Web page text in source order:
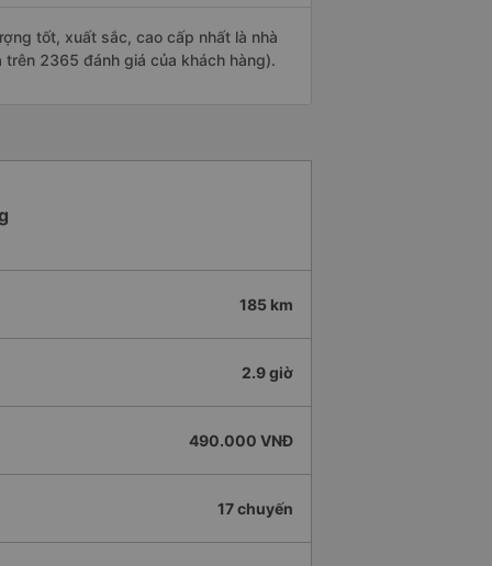
tốt, xuất sắc, cao cấp nhất là nhà
2365 đánh giá của khách hàng).
185 km
2.9 giờ
490.000 VNĐ
17 chuyến